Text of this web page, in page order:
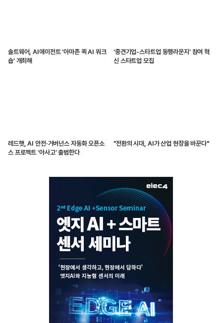
솔트웨어, AI에이전트 ‘아마존 퀵 AI 워크
숍’ 개최해
‘중견기업-스타트업 동행라운지’ 참여 혁
신 스타트업 모집
레드햇, AI 안전·거버넌스 자동화 오픈소
스 프로젝트 ‘아사고’ 출범한다
"전환의 시대, AI가 산업 현장을 바꾼다"